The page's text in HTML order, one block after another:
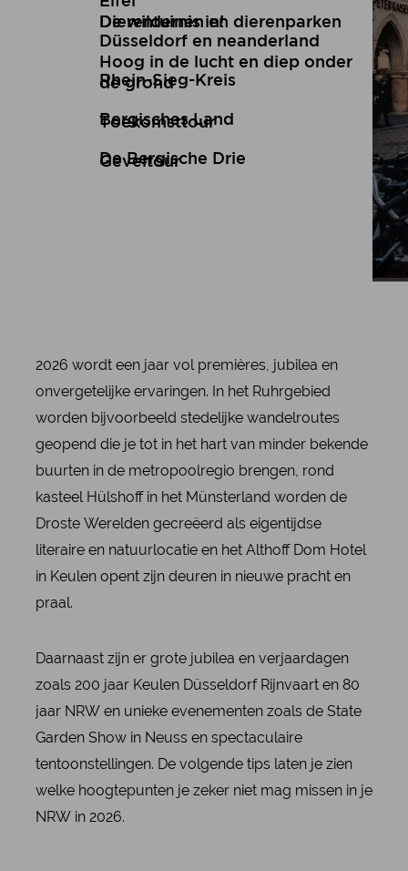
De wildernis in!
Hoog in de lucht en diep onder
de grond
Toekomsttour
Geveltour
Düsseldorf en neanderland
Rhein-Sieg-Kreis
Bergisches Land
De Bergische Drie
Dierentuinen en dierenparken
2026 wordt een jaar vol premières, jubilea en
onvergetelijke ervaringen. In het Ruhrgebied
worden bijvoorbeeld stedelijke wandelroutes
geopend die je tot in het hart van minder bekende
buurten in de metropoolregio brengen, rond
kasteel Hülshoff in het Münsterland worden de
Droste Werelden gecreëerd als eigentijdse
literaire en natuurlocatie en het Althoff Dom Hotel
in Keulen opent zijn deuren in nieuwe pracht en
praal.
Daarnaast zijn er grote jubilea en verjaardagen
zoals 200 jaar Keulen Düsseldorf Rijnvaart en 80
jaar NRW en unieke evenementen zoals de State
Garden Show in Neuss en spectaculaire
tentoonstellingen. De volgende tips laten je zien
welke hoogtepunten je zeker niet mag missen in je
NRW in 2026.